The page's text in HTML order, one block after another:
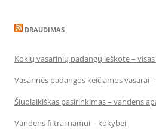
DRAUDIMAS
Kokių vasarinių padangų ieškote –
Vasarinės padangos keičiamos vasarai
Šiuolaikiškas pasirinkimas – vandens
Vandens filtrai namui – kokybei